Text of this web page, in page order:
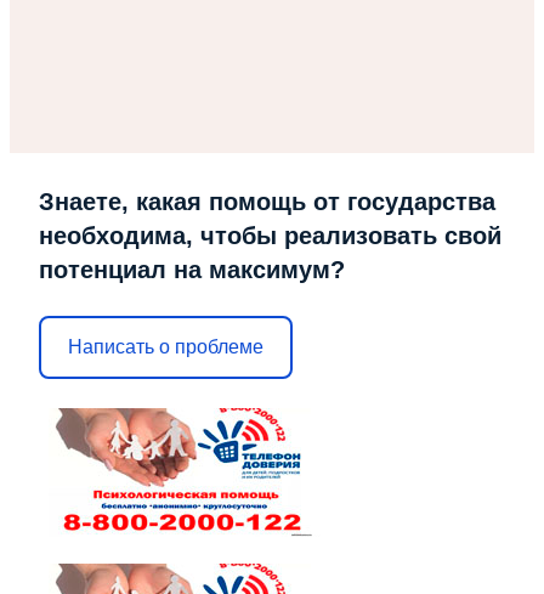
Знаете, какая помощь от государства
необходима, чтобы реализовать свой
потенциал на максимум?
Написать о проблеме